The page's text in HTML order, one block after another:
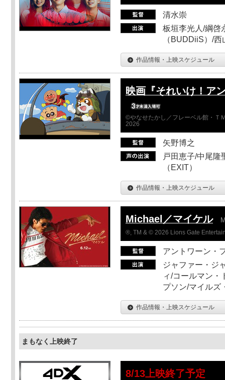
清水崇
板垣李光人/綱啓
（BUDDiiS）/
作品情報・上映スケジュール
映画『それいけ！ア
©やなせたかし／フレーベル館・Ｔ
2026
矢野博之
戸田恵子/中尾隆
（EXIT）
作品情報・上映スケジュール
Michael／マイケル
®, TM & © 2026 Lions Gate
アントワーン・
ジャファー・ジ
ィ/コールマン・
プソン/マイルズ
作品情報・上映スケジュール
まもなく上映終了
8/13上映終了予定